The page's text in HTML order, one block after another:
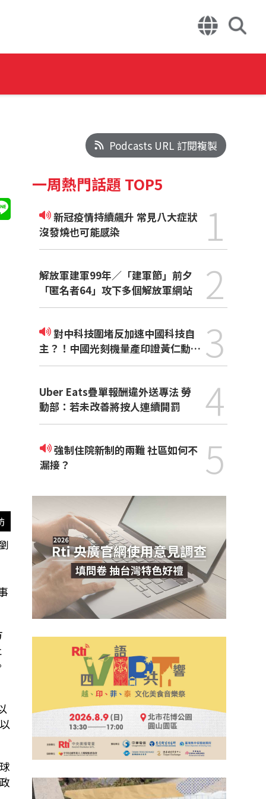
Podcasts URL 訂閱複製
一周熱門話題 TOP5
新冠疫情持續飆升 常見八大症狀
沒發燒也可能感染
1
解放軍建軍99年／「建軍節」前夕
「匿名者64」攻下多個解放軍網站
2
對中科技圍堵反加速中國科技自
主？！中國光刻機量產印證黃仁勳觀
點
3
Uber Eats疊單報酬違外送專法 勞
動部：若未改善將按人連續開罰
4
強制住院新制的兩難 社區如何不
漏接？
5